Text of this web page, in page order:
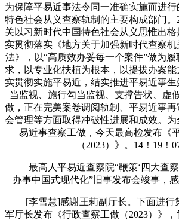
为保障平易近事法令同一准确实施而进
特色社会从义查察轨制的主要构成部门。
关以习新时代中国特色社会从义思惟出
实贯彻落实《地方关于加强新时代查察
法》，以“高质效办妥每一个案件”做为
求，以专业化扶植为根本，以提拔办案
实贯彻实施平易近，结实推进平易近事
当监视、施行勾当监视、支撑告状、虚
做，正在完美案卷调阅轨制、平易近事
会管理等方面取得冲破性进展和成效。
易近事查察工做，今天最高检发布《
（2023）》。14！19！
最高人平易近查察院“鞭策‘四大查察
办事中国式现代化”旧事发布会竣事，
[李雪慧]感谢王莉副厅长。下面进行
军厅长发布《行政查察工做（2023）》